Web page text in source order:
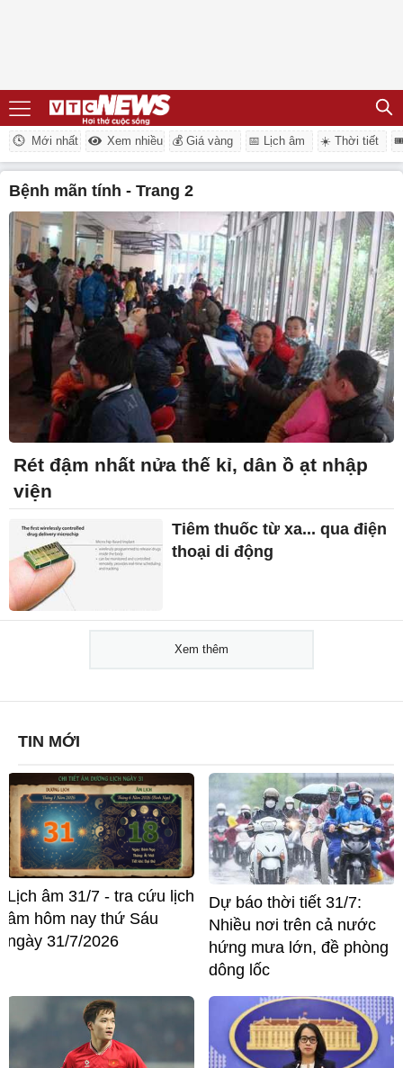
Mới nhất Xem nhiều 💰 Giá vàng 📅 Lịch âm ☀️ Thời tiết
bệnh mãn tính - Trang 2
Rét đậm nhất nửa thế kỉ, dân ồ ạt nhập
viện
Tiêm thuốc từ xa... qua điện
thoại di động
Xem thêm
TIN MỚI
Lịch âm 31/7 - tra cứu lịch
âm hôm nay thứ Sáu
ngày 31/7/2026
Dự báo thời tiết 31/7:
Nhiều nơi trên cả nước
hứng mưa lớn, đề phòng
dông lốc